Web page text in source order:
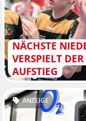
NÄCHSTE
VERSPIELT
AUFSTIEG
ANZEIGE